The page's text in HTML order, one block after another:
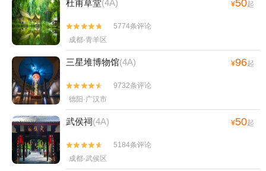
杜甫草堂(4A) ¥50起


5774条评论
成都·青羊区
三星堆博物馆(4A) ¥96起


9732条评论
德阳·广汉市
武侯祠(4A) ¥50起


5184条评论
成都·武侯区